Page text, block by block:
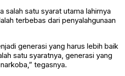
salah satu syarat utama lahirnya
terbebas dari penyalahgunaan
generasi yang harus lebih baik
satu syaratnya, generasi yang
tegasnya.